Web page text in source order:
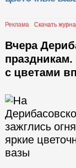
Реклама Скачать
Вчера
с цветами